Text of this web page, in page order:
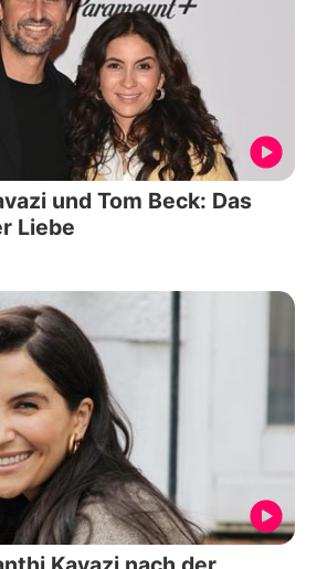
und Tom Beck: Das
Liebe